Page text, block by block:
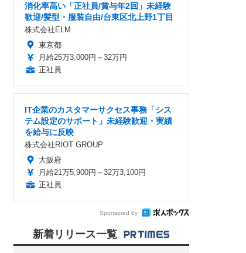
消化率高い「正社員/賞与年2回」未経験
歓迎/髪型・服装自由/台東区北上野1丁目
株式会社ELM
東京都
月給25万3,000円～32万円
正社員
IT企業のカスタマーサクセス事務「シス
テム設定のサポート」未経験歓迎・実績
を給与に反映
株式会社RIOT GROUP
大阪府
月給21万5,900円～32万3,100円
正社員
Sponsored by
新着リリース一覧